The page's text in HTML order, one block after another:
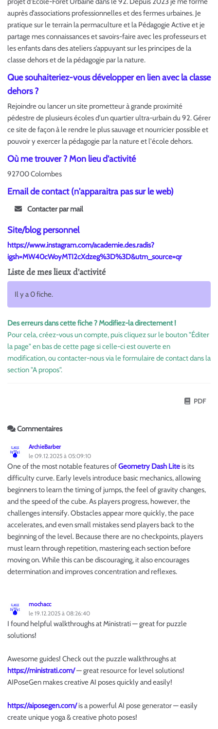
auprès d’associations professionnelles et des fermes urbaines. Je
pratique sur le terrain la permaculture et la Pédagogie Active et je
partage mes connaissances et savoirs-faire avec les professeurs et
les enfants dans des ateliers s’appuyant sur les principes de la
classe dehors et de la pédagogie par la nature.
Que souhaiteriez-vous développer en lien avec la classe
dehors ?
Rejoindre ou lancer un site prometteur à grande proximité
pédestre de plusieurs écoles d'un quartier ultra-urbain du 92. Gérer
ce site de façon à le rendre le plus sauvage et nourricier possible et
pouvoir y exercer la pédagogie par la nature et l'école dehors.
Où me trouver ? Mon lieu d'activité
92700 Colombes
Email de contact (n'apparaitra pas sur le web)
Contacter par mail
Site/blog personnel
https://www.instagram.com/academie.des.radis?
igsh=MW40cWoyMTI2cXdzeg%3D%3D&utm_source=qr
Liste de mes lieux d'activité
Il y a 0 fiche.
Des erreurs dans cette fiche ? Modifiez-la directement !
Pour cela, créez-vous un compte, puis cliquez sur le bouton "Éditer
la page" en bas de cette page si celle-ci est ouverte en
modification, ou contacter-nous via le formulaire de contact dans la
section "A propos".
PDF
Commentaires
ArchieBarber
le 09.12.2025 à 05:09:10
One of the most notable features ofGeometry Dash Lite is its
difficulty curve. Early levels introduce basic mechanics, allowing
beginners to learn the timing of jumps, the feel of gravity changes,
and the speed of the cube. As players progress, however, the
challenges intensify. Obstacles appear more quickly, the pace
accelerates, and even small mistakes send players back to the
beginning of the level. Because there are no checkpoints, players
must learn through repetition, mastering each section before
moving on. While this can be discouraging, it also encourages
determination and improves concentration and reflexes.
mochacc
le 19.12.2025 à 08:26:40
I found helpful walkthroughs at Ministrati — great for puzzle
solutions!
Awesome guides! Check out the puzzle walkthroughs at
https://ministrati.com/— great resource for level solutions!
AIPoseGen makes creative AI poses quickly and easily!
https://aiposegen.com/is a powerful AI pose generator — easily
create unique yoga & creative photo poses!